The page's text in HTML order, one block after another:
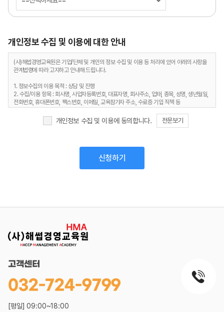
개인정보 수집 및 이용에 대한 안내
(사)해썹경영교육원은 기업/단체 및 개인의 정보 수집 및 이용 등 처리에 있어 아래의 사항을
관계법령에 따라 고지하고 안내해 드립니다.
1. 정보수집의 이용 목적 : 상담 및 진행
2. 수집/이용 항목 : 회사명, 사업자등록번호, 대표자명, 회사주소, 업태, 종목, 성명, 생년월일,
전화번호, 휴대폰번호, 팩스번호, 이메일, 교육참가자 주소, 수료증 기입 직책 등
4. 개인정보처리담당 : 전화 02-403-7171
개인정보 수집 및 이용에 동의합니다. 전문보기
고객센터
032-724-9799
[평일] 09:00~18:00